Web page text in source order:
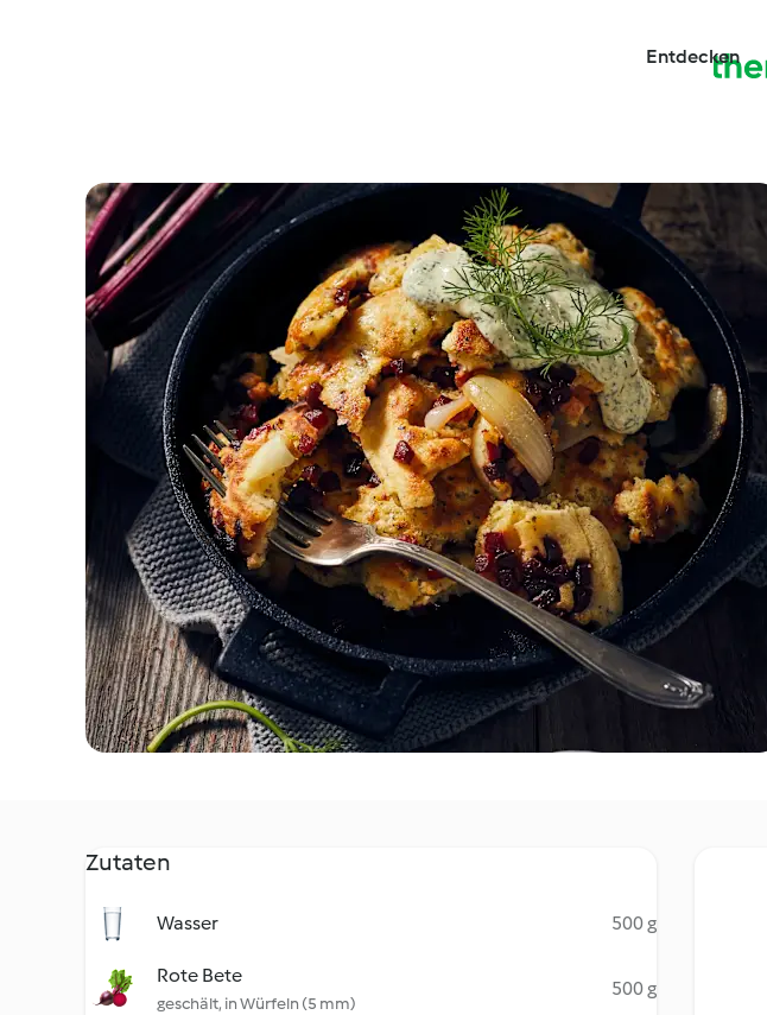
Entdecken
Zutaten
Wasser 500 g
Rote Bete
geschält, in Würfeln (5 mm)
500 g